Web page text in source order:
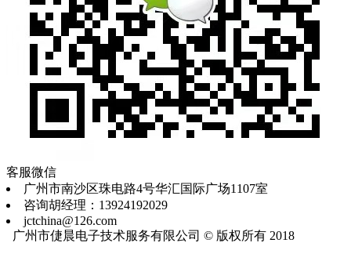
客服微信
广州市南沙区珠电路4号华汇国际广场1107室
咨询胡经理：13924192029
jctchina@126.com
广州市倢晨电子技术服务有限公司 © 版权所有 2018